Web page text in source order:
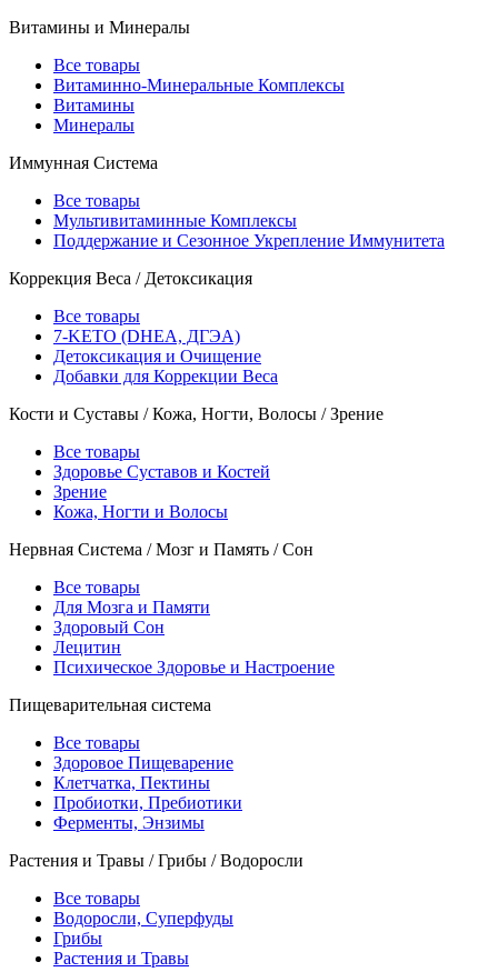
Витамины и Минералы
Все товары
Витаминно-Минеральные Комплексы
Витамины
Минералы
Иммунная Система
Все товары
Мультивитаминные Комплексы
Поддержание и Сезонное Укрепление Иммунитета
Коррекция Веса / Детоксикация
Все товары
7-KETO (DHEA, ДГЭА)
Детоксикация и Очищение
Добавки для Коррекции Веса
Кости и Суставы / Кожа, Ногти, Волосы / Зрение
Все товары
Здоровье Суставов и Костей
Зрение
Кожа, Ногти и Волосы
Нервная Система / Мозг и Память / Сон
Все товары
Для Мозга и Памяти
Здоровый Сон
Лецитин
Психическое Здоровье и Настроение
Пищеварительная система
Все товары
Здоровое Пищеварение
Клетчатка, Пектины
Пробиотки, Пребиотики
Ферменты, Энзимы
Растения и Травы / Грибы / Водоросли
Все товары
Водоросли, Суперфуды
Грибы
Растения и Травы